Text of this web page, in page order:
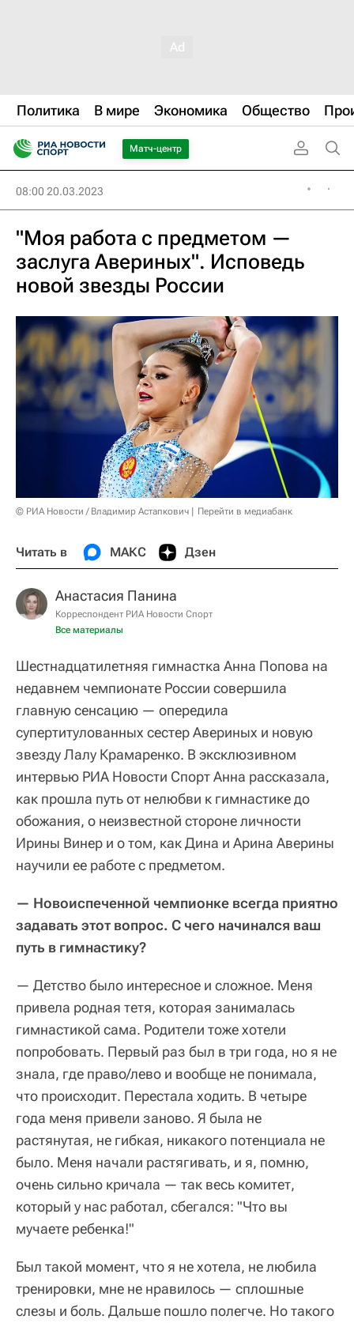
Политика В мире Экономика Общество
Матч-центр
08:00 20.03.2023
"Моя работа с предметом —
заслуга Авериных". Исповедь
новой звезды России
© РИА Новости / Владимир Астапкович Перейти в медиабанк
Читать в МАКС Дзен
Анастасия Панина
Корреспондент РИА Новости Спорт
Все материалы
Шестнадцатилетняя гимнастка Анна Попова на
недавнем чемпионате России совершила
главную сенсацию — опередила
супертитулованных сестер Авериных и новую
звезду Лалу Крамаренко. В эксклюзивном
интервью РИА Новости Спорт Анна рассказала,
как прошла путь от нелюбви к гимнастике до
обожания, о неизвестной стороне личности
Ирины Винер и о том, как Дина и Арина Аверины
научили ее работе с предметом.
— Новоиспеченной чемпионке всегда приятно
задавать этот вопрос. С чего начинался ваш
путь в гимнастику?
— Детство было интересное и сложное. Меня
привела родная тетя, которая занималась
гимнастикой сама. Родители тоже хотели
попробовать. Первый раз был в три года, но я не
знала, где право/лево и вообще не понимала,
что происходит. Перестала ходить. В четыре
года меня привели заново. Я была не
растянутая, не гибкая, никакого потенциала не
было. Меня начали растягивать, и я, помню,
очень сильно кричала — так весь комитет,
который у нас работал, сбегался: "Что вы
мучаете ребенка!"
Был такой момент, что я не хотела, не любила
тренировки, мне не нравилось — сплошные
слезы и боль. Дальше пошло полегче. Но такого